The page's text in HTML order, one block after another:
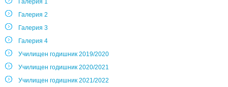
Галерия 1
Галерия 2
Галерия 3
Галерия 4
Училищен годишник 2019/2020
Училищен годишник 2020/2021
Училищен годишник 2021/2022